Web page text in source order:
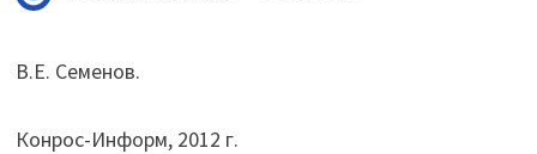
В.Е. Семенов.
Конрос-Информ, 2012 г.